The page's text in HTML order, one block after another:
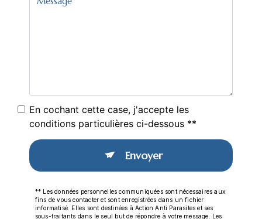
En cochant cette case, j'accepte les
conditions particulières ci-dessous **
Envoyer
** Les données personnelles communiquées sont nécessaires aux
fins de vous contacter et sont enregistrées dans un fichier
informatisé. Elles sont destinées à Action Anti Parasites et ses
sous-traitants dans le seul but de répondre à votre message. Les